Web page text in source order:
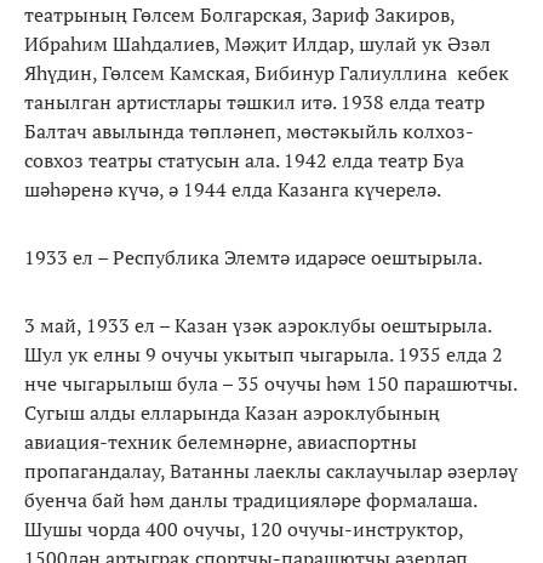
театрының Гөлсем Болгарская, Зариф Закиров,
Ибраһим Шаһдалиев, Мәҗит Илдар, шулай ук Әзәл
Яһүдин, Гөлсем Камская, Бибинур Галиуллина кебек
танылган артистлары тәшкил итә. 1938 елда театр
Балтач авылында төпләнеп, мөстәкыйль колхоз-
совхоз театры статусын ала. 1942 елда театр Буа
шәһәренә күчә, ә 1944 елда Казанга күчерелә.
1933 ел – Республика Элемтә идарәсе оештырыла.
3 май, 1933 ел – Казан үзәк аэроклубы оештырыла.
Шул ук елны 9 очучы укытып чыгарыла. 1935 елда 2
нче чыгарылыш була – 35 очучы һәм 150 парашютчы.
Сугыш алды елларында Казан аэроклубының
авиация-техник белемнәрне, авиаспортны
пропагандалау, Ватанны лаеклы саклаучылар әзерләү
буенча бай һәм данлы традицияләре формалаша.
Шушы чорда 400 очучы, 120 очучы-инструктор,